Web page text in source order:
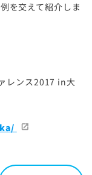
を交えて紹介しま
レンス2017 in大